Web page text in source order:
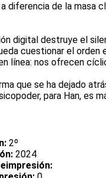
diferencia de la masa
digital destruye el
cuestionar el
línea: nos ofrecen
que se ha dejado
para Han, es
2º
2024